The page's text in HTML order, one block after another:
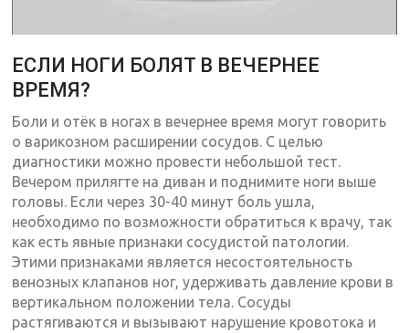
ЕСЛИ НОГИ БОЛЯТ В ВЕЧЕРНЕЕ
ВРЕМЯ?
Боли и отёк в ногах в вечернее время могут говорить
о варикозном расширении сосудов. С целью
диагностики можно провести небольшой тест.
Вечером прилягте на диван и поднимите ноги выше
головы. Если через 30-40 минут боль ушла,
необходимо по возможности обратиться к врачу, так
как есть явные признаки сосудистой патологии.
Этими признаками является несостоятельность
венозных клапанов ног, удерживать давление крови в
вертикальном положении тела. Сосуды
растягиваются и вызывают нарушение кровотока и